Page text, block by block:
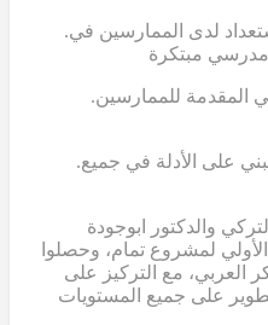
.ضعف الشعور بالمسؤولية والاستعداد لدى الممارسين في
مدرسي مبتكرة
.تراجع جودة برامج التطوير المهني المقدمة للممارسين
.غياب المساءلة وصنع القرار المبني على الأدلة في جميع
التركي والدكتور ابوجودة
لمشروع تمام، وحصلوا
مع التركيز على